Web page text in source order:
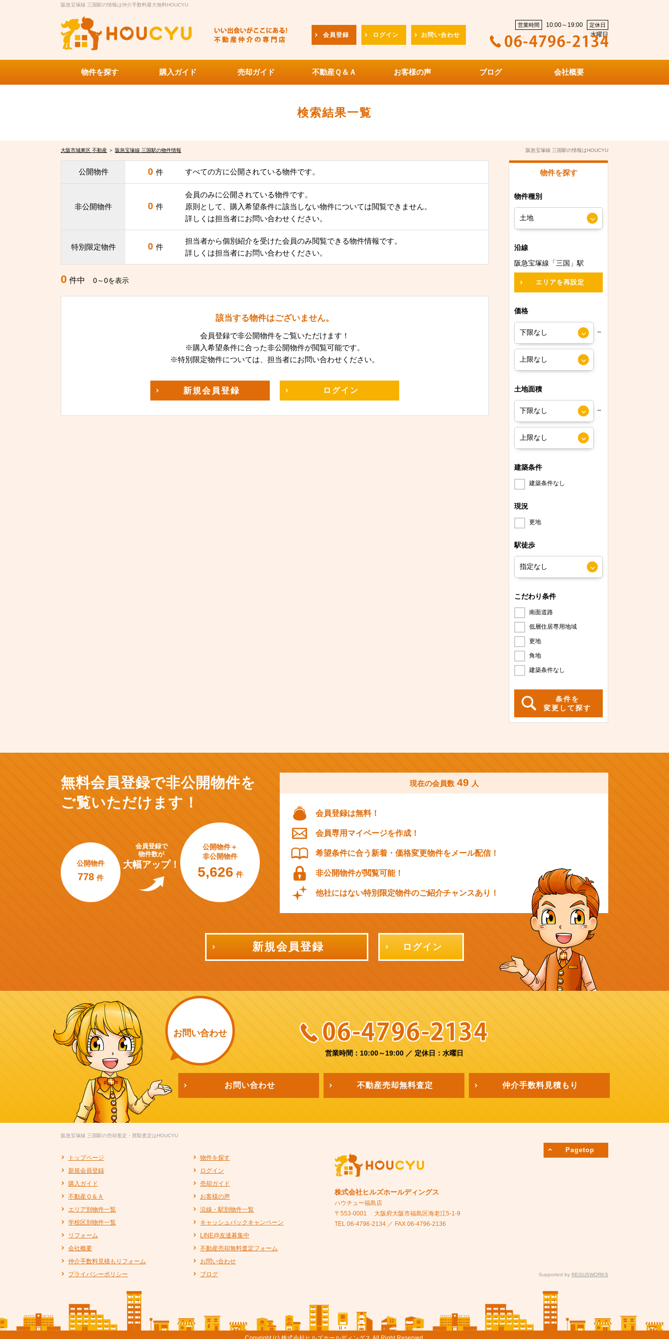
阪急宝塚線 三国駅の情報は仲介手数料最大無料HOUCYU
会員登録 ログイン お問い合わせ
営業時間 10:00～19:00 定休日
水曜日
物件を探す 購入ガイド 売却ガイド 不動産Ｑ＆Ａ お客様の声 ブログ 会社概要
検索結果一覧
大阪市城東区 不動産 ＞ 阪急宝塚線 三国駅の物件情報 阪急宝塚線 三国駅の情報はHOUCYU
公開物件 0 件 すべての方に公開されている物件です。
非公開物件 0 件
会員のみに公開されている物件です。
原則として、購入希望条件に該当しない物件については閲覧できません。
詳しくは担当者にお問い合わせください。
特別限定物件 0 件
担当者から個別紹介を受けた会員のみ閲覧できる物件情報です。
詳しくは担当者にお問い合わせください。
0 件中 0～0を表示
該当する物件はございません。
会員登録で非公開物件をご覧いただけます！
※購入希望条件に合った非公開物件が閲覧可能です。
※特別限定物件については、担当者にお問い合わせください。
新規会員登録 ログイン
物件を探す
物件種別
沿線
阪急宝塚線「三国」駅
エリアを再設定
価格
～
土地面積
～
建築条件
建築条件なし
現況
更地
駅徒歩
こだわり条件
南面道路
低層住居専用地域
更地
角地
建築条件なし
条件を
変更して探す
無料会員登録で非公開物件を
ご覧いただけます！
会員登録で
物件数が
大幅アップ！
公開物件
778 件
公開物件＋
非公開物件
5,626 件
現在の会員数 49 人
会員登録は無料！
会員専用マイページを作成！
希望条件に合う新着・価格変更物件をメール配信！
非公開物件が閲覧可能！
他社にはない特別限定物件のご紹介チャンスあり！
新規会員登録 ログイン
お問い合わせ
営業時間：10:00～19:00 ／ 定休日：水曜日
お問い合わせ 不動産売却無料査定 仲介手数料見積もり
Pagetop
阪急宝塚線 三国駅の売却査定・買取査定はHOUCYU
トップページ
物件を探す
新規会員登録
ログイン
購入ガイド
売却ガイド
不動産Ｑ＆Ａ
お客様の声
エリア別物件一覧
沿線・駅別物件一覧
学校区別物件一覧
キャッシュバックキャンペーン
リフォーム
LINE@友達募集中
会社概要
不動産売却無料査定フォーム
仲介手数料見積もりフォーム
お問い合わせ
プライバシーポリシー
ブログ
株式会社ヒルズホールディングス
ハウチュー福島店
〒553-0001
大阪府大阪市福島区海老江5-1-9
TEL 06-4796-2134 ／ FAX 06-4796-2136
Supported by REGUSWORKS